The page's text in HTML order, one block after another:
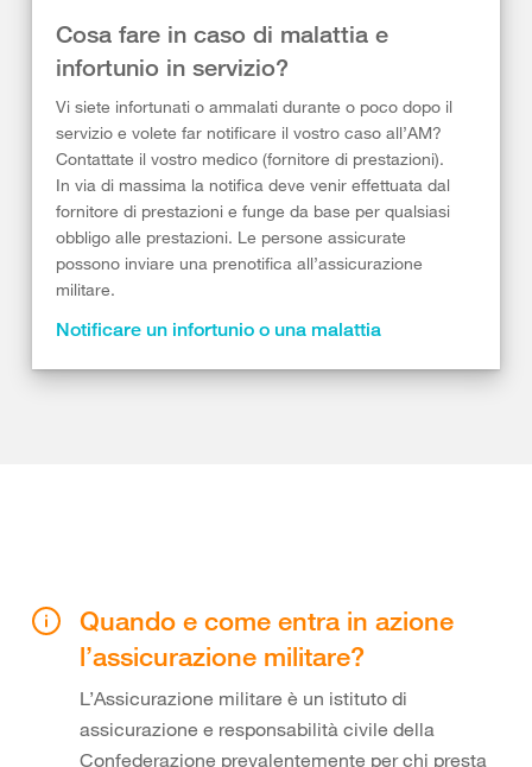
Cosa fare in caso di malattia e
infortunio in servizio?
Vi siete infortunati o ammalati durante o poco dopo il
servizio e volete far notificare il vostro caso all’AM?
Contattate il vostro medico (fornitore di prestazioni).
In via di massima la notifica deve venir effettuata dal
fornitore di prestazioni e funge da base per qualsiasi
obbligo alle prestazioni. Le persone assicurate
possono inviare una prenotifica all’assicurazione
militare.
Notificare un infortunio o una malattia
Quando e come entra in azione
l’assicurazione militare?
L’Assicurazione militare è un istituto di
assicurazione e responsabilità civile della
Confederazione prevalentemente per chi presta